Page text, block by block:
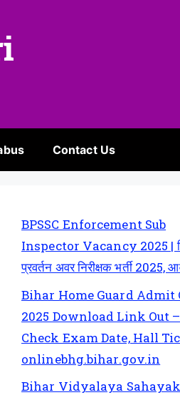
Contact Us
BPSSC Enforcement Sub
Inspector Vacancy 2025 |
प्रवर्तन अवर निरीक्षक भर्ती
Bihar Home Guard Admit
2025 Download Link Out –
Check Exam Date, Hall
onlinebhg.bihar.gov.in
Bihar Vidyalaya Sahayak